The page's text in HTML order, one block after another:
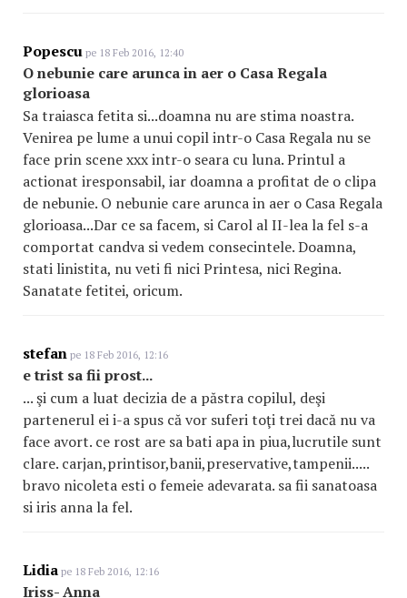
Popescu pe 18 Feb 2016, 12:40
O nebunie care arunca in aer o Casa Regala
glorioasa
Sa traiasca fetita si...doamna nu are stima noastra.
Venirea pe lume a unui copil intr-o Casa Regala nu se
face prin scene xxx intr-o seara cu luna. Printul a
actionat iresponsabil, iar doamna a profitat de o clipa
de nebunie. O nebunie care arunca in aer o Casa Regala
glorioasa...Dar ce sa facem, si Carol al II-lea la fel s-a
comportat candva si vedem consecintele. Doamna,
stati linistita, nu veti fi nici Printesa, nici Regina.
Sanatate fetitei, oricum.
stefan pe 18 Feb 2016, 12:16
e trist sa fii prost...
... şi cum a luat decizia de a păstra copilul, deşi
partenerul ei i-a spus că vor suferi toţi trei dacă nu va
face avort. ce rost are sa bati apa in piua,lucrutile sunt
clare. carjan,printisor,banii,preservative,tampenii.....
bravo nicoleta esti o femeie adevarata. sa fii sanatoasa
si iris anna la fel.
Lidia pe 18 Feb 2016, 12:16
Iriss- Anna